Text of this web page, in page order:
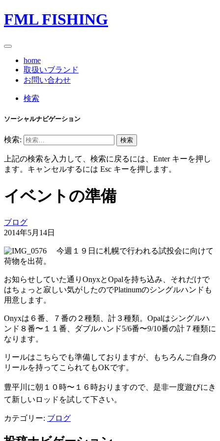
FML FISHING
home
取扱いブランド
お問い合わせ
検索
ソーシャルナビゲーション
検索:
上記の検索を入力して、検索に戻るには、Enter キーを押し
ます。キャンセルするには Esc キーを押します。
イベントの準備
ブログ
2014年5月14日
今週１９日に札幌で行われる試投会に向けて
荷物を出荷。
お知らせしていた通りOnyxとOpalを持ち込み、それだけで
はちょっと寂しい気がしたのでPlatinumのシングルハンドも
用意します。
Onyxは６番、７番の２種類、計３種類。Opalはシングルハ
ンド８番〜１１番、ダブルハンド5/6番〜9/10番の計７種類に
なります。
リールはこちらでも準備しておりますが、もちろんご自身の
リールを持ってこられてもOKです。
豊平川に朝１０時〜１６時おりますので、 是非一度遊びにき
て新しいロッドを試して下さい。
カテゴリー: ブログ